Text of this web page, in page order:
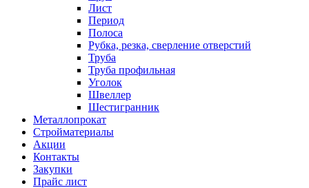
Лист
Период
Полоса
Рубка, резка, сверление отверстий
Труба
Труба профильная
Уголок
Швеллер
Шестигранник
Металлопрокат
Стройматериалы
Акции
Контакты
Закупки
Прайс лист